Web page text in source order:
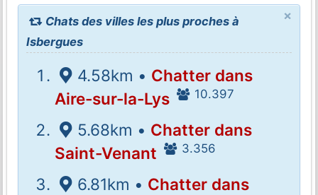
×
Chats des villes les plus proches à
Isbergues
4.58km • Chatter dans
Aire-sur-la-Lys
10.397
5.68km • Chatter dans
Saint-Venant
3.356
6.81km • Chatter dans